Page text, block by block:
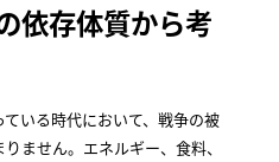
依存体質から考
いる時代において、戦争の被
ません。エネルギー、食料、